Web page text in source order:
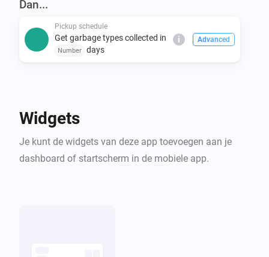
Dan...
Pickup schedule
Get garbage types collected in
Number days
i Advanced
Widgets
Je kunt de widgets van deze app toevoegen aan je
dashboard of startscherm in de mobiele app.